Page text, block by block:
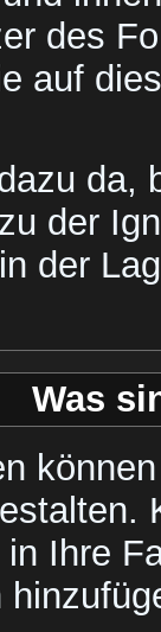
des
auf
da,
der
der
Was
Ihre